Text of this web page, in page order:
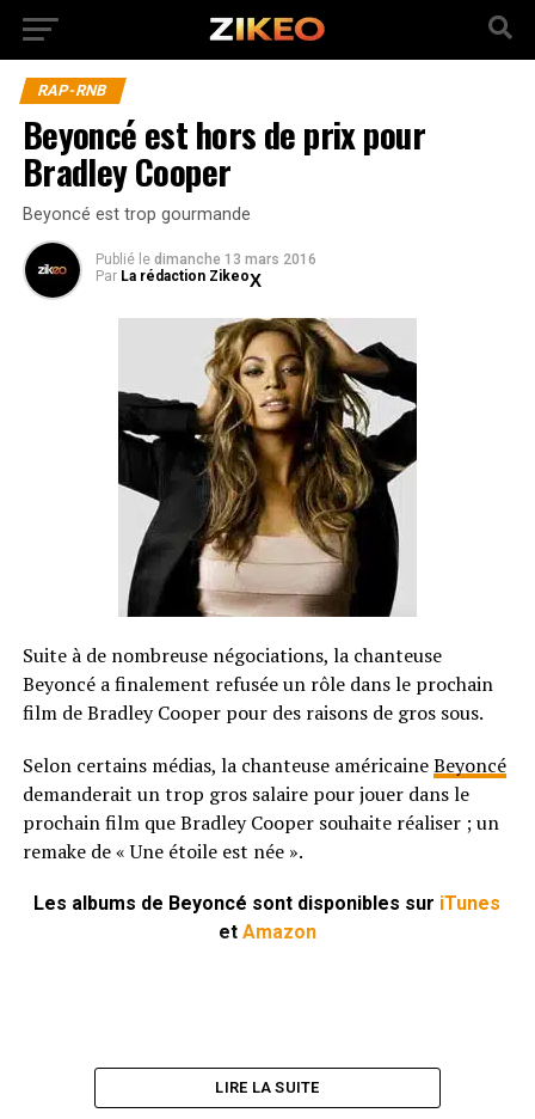
RAP-RNB
Beyoncé est hors de prix pour
Bradley Cooper
Beyoncé est trop gourmande
Publié le dimanche 13 mars 2016
Par La rédaction Zikeo
Suite à de nombreuse négociations, la chanteuse
Beyoncé a finalement refusée un rôle dans le prochain
film de Bradley Cooper pour des raisons de gros sous.
Selon certains médias, la chanteuse américaineBeyoncé
demanderait un trop gros salaire pour jouer dans le
prochain film que Bradley Cooper souhaite réaliser ; un
remake de « Une étoile est née ».
Les albums de Beyoncé sont disponibles sur iTunes
et Amazon
LIRE LA SUITE